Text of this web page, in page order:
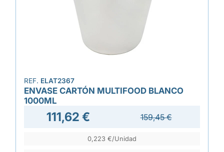
REF. ELAT2367
ENVASE CARTÓN MULTIFOOD BLANCO
1000ML
111,62 € 159,45 €
0,223 €/Unidad